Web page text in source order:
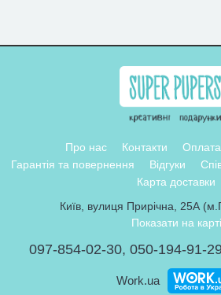
Про нас Контакти
Оплата
Гарантія та повернення
Відгуки
Карта доставки
Київ, вулиця Прирічна, 25А
Показати на карті
097-854-02-30, 050-194-91-29
Work.ua